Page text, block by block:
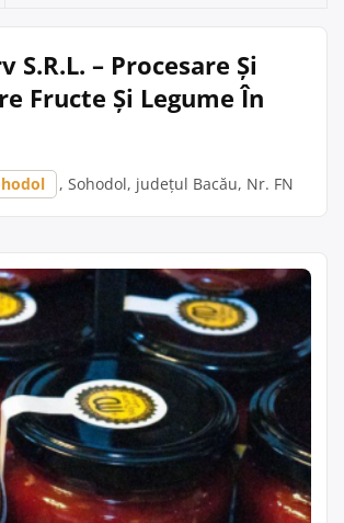
S.R.L. – Procesare Și
Fructe Și Legume În
, Sohodol, județul Bacău, Nr. FN